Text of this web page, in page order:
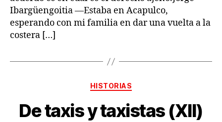
Ibargüengoitia —Estaba en Acapulco,
esperando con mi familia en dar una vuelta a la
costera […]
Categorías
HISTORIAS
De taxis y taxistas (XII)